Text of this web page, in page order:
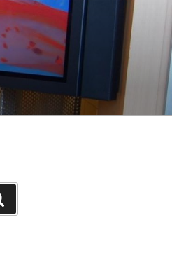
索